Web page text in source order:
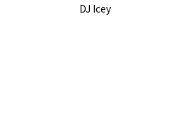
DJ Icey